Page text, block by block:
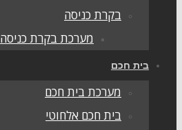
בקרת כניסה
מערכת בקרת כניסה
בית חכם
מערכת בית חכם
בית חכם אלחוטי